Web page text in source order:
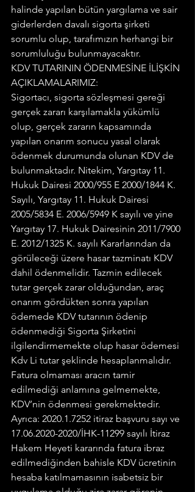
halinde yapılan bütün yargılama ve sair
giderlerden davalı sigorta şirketi
sorumlu olup, tarafımızın herhangi bir
sorumluluğu bulunmayacaktır.
KDV TUTARININ ÖDENMESİNE İLİŞKİN
AÇIKLAMALARIMIZ:
Sigortacı, sigorta sözleşmesi gereği
gerçek zararı karşılamakla yükümlü
olup, gerçek zararın kapsamında
yapılan onarım sonucu yasal olarak
ödenmek durumunda olunan KDV de
bulunmaktadır. Nitekim, Yargıtay 11.
Hukuk Dairesi 2000/955 E 2000/1844 K.
Sayılı, Yargıtay 11. Hukuk Dairesi
2005/5834 E. 2006/5949 K sayılı ve yine
Yargıtay 17. Hukuk Dairesinin 2011/7900
E. 2012/1325 K. sayılı Kararlarından da
görüleceği üzere hasar tazminatı KDV
dahil ödenmelidir. Tazmin edilecek
tutar gerçek zarar olduğundan, araç
onarım gördükten sonra yapılan
ödemede KDV tutarının ödenip
ödenmediği Sigorta Şirketini
ilgilendirmemekte olup hasar ödemesi
Kdv Li tutar şeklinde hesaplanmalıdır.
Fatura olmaması aracın tamir
edilmediği anlamına gelmemekte,
KDV’nin ödenmesi gerekmektedir.
Ayrıca: 2020.1.7252 itiraz başvuru sayı ve
17.06.2020-2020/İHK-11299 sayılı İtiraz
Hakem Heyeti kararında fatura ibraz
edilmediğinden bahisle KDV ücretinin
hesaba katılmamasının isabetsiz bir